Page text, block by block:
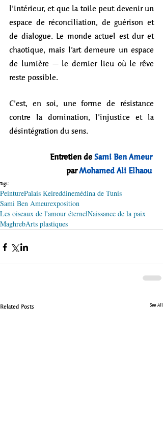
l’intérieur, et que la toile peut devenir un
espace de réconciliation, de guérison et
de dialogue. Le monde actuel est dur et
chaotique, mais l’art demeure un espace
de lumière – le dernier lieu où le rêve
reste possible.
C’est, en soi, une forme de résistance
contre la domination, l’injustice et la
désintégration du sens.
Entretien de Sami Ben Ameur
par Mohamed Ali Elhaou
Tags:
PeinturePalais Keireddinemédina de Tunis
Sami Ben Ameurexposition
Les oiseaux de l'amour éternelNaissance de la paix
MaghrebArts plastiques
Related Posts See All